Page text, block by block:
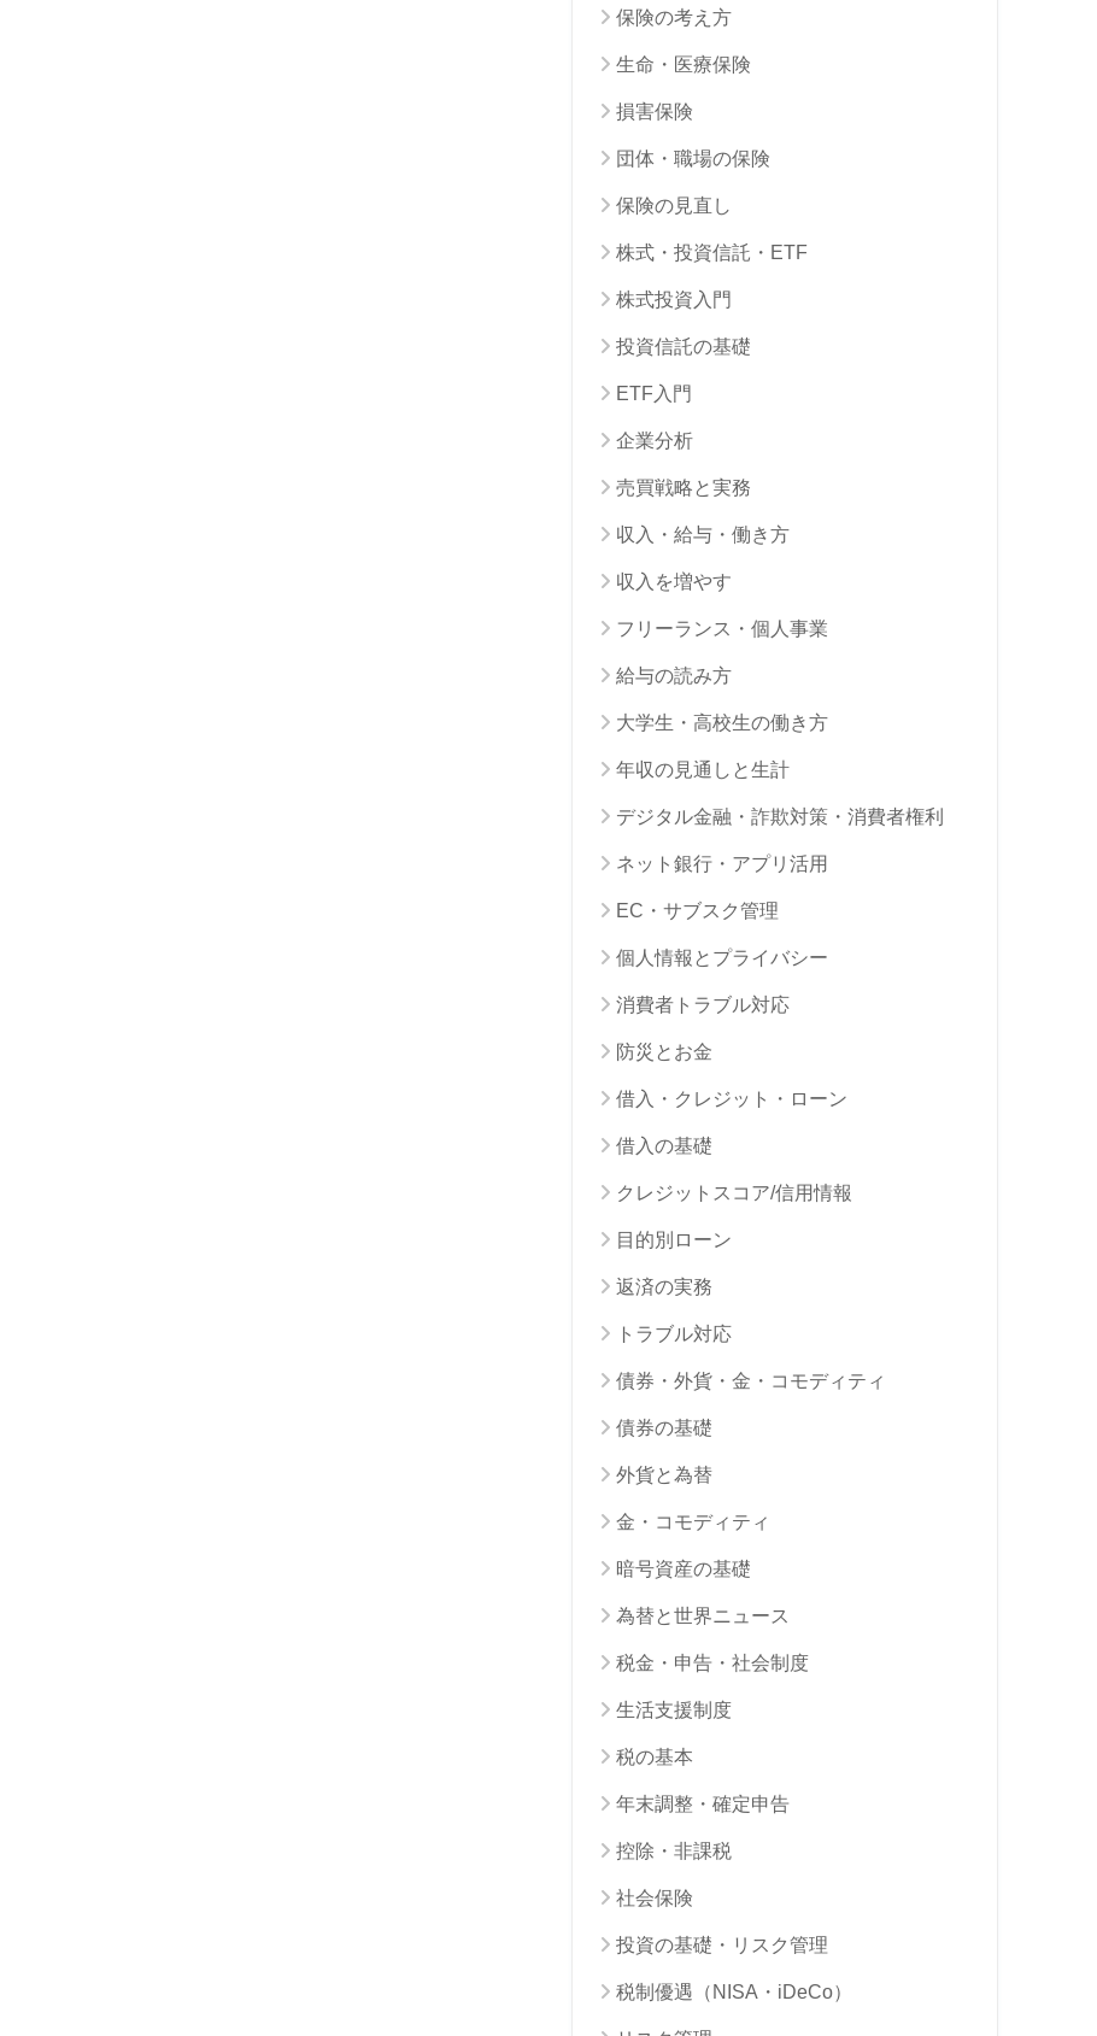
保険の考え方
生命・医療保険
損害保険
団体・職場の保険
保険の見直し
株式・投資信託・ETF
株式投資入門
投資信託の基礎
ETF入門
企業分析
売買戦略と実務
収入・給与・働き方
収入を増やす
フリーランス・個人事業
給与の読み方
大学生・高校生の働き方
年収の見通しと生計
デジタル金融・詐欺対策・消費者権利
ネット銀行・アプリ活用
EC・サブスク管理
個人情報とプライバシー
消費者トラブル対応
防災とお金
借入・クレジット・ローン
借入の基礎
クレジットスコア/信用情報
目的別ローン
返済の実務
トラブル対応
債券・外貨・金・コモディティ
債券の基礎
外貨と為替
金・コモディティ
暗号資産の基礎
為替と世界ニュース
税金・申告・社会制度
生活支援制度
税の基本
年末調整・確定申告
控除・非課税
社会保険
投資の基礎・リスク管理
税制優遇（NISA・iDeCo）